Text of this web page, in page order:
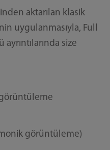
aktarılan klasik
uygulanmasıyla, Full
size
görüntüleme)